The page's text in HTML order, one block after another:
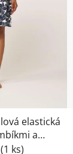
elastická
a
(1 ks)